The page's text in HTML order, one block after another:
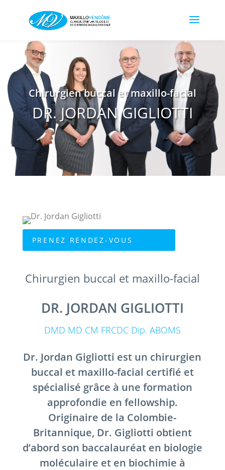
Chirurgien buccal et maxillo-facial
DR. JORDAN GIGLIOTTI
PRENEZ RENDEZ-VOUS
Chirurgien buccal et maxillo-facial
DR. JORDAN GIGLIOTTI
DMD MD CM FRCDC Dip. ABOMS
Dr. Jordan Gigliotti est un chirurgien
buccal et maxillo-facial certifié et
spécialisé grâce à une formation
approfondie en fellowship.
Originaire de la Colombie-
Britannique, Dr. Gigliotti obtient
d’abord son baccalauréat en biologie
moléculaire et en biochimie à